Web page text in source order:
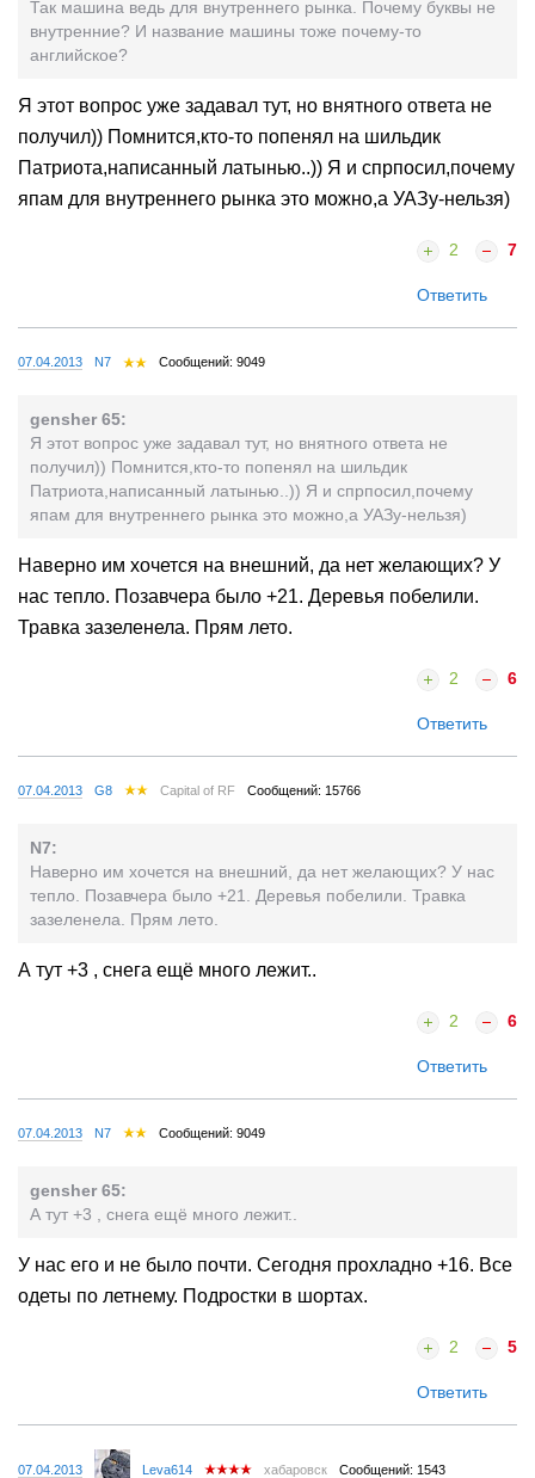
Так машина ведь для внутреннего рынка. Почему буквы не
внутренние? И название машины тоже почему-то
английское?
Я этот вопрос уже задавал тут, но внятного ответа не
получил)) Помнится,кто-то попенял на шильдик
Патриота,написанный латынью..)) Я и спрпосил,почему
япам для внутреннего рынка это можно,а УАЗу-нельзя)
2 7
Ответить
07.04.2013 N7 Сообщений: 9049
gensher 65:
Я этот вопрос уже задавал тут, но внятного ответа не
получил)) Помнится,кто-то попенял на шильдик
Патриота,написанный латынью..)) Я и спрпосил,почему
япам для внутреннего рынка это можно,а УАЗу-нельзя)
Наверно им хочется на внешний, да нет желающих? У
нас тепло. Позавчера было +21. Деревья побелили.
Травка зазеленела. Прям лето.
2 6
Ответить
07.04.2013 G8 Capital of RF Сообщений: 15766
N7:
Наверно им хочется на внешний, да нет желающих? У нас
тепло. Позавчера было +21. Деревья побелили. Травка
зазеленела. Прям лето.
А тут +3 , снега ещё много лежит..
2 6
Ответить
07.04.2013 N7 Сообщений: 9049
gensher 65:
А тут +3 , снега ещё много лежит..
У нас его и не было почти. Сегодня прохладно +16. Все
одеты по летнему. Подростки в шортах.
2 5
Ответить
07.04.2013 Leva614 хабаровск Сообщений: 1543